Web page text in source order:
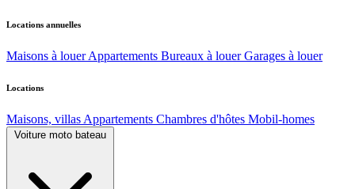
Locations annuelles
Maisons à louer Appartements Bureaux à louer Garages à louer
Locations
Maisons, villas Appartements Chambres d'hôtes Mobil-homes
Voiture moto bateau